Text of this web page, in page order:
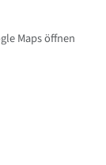
Maps öffnen